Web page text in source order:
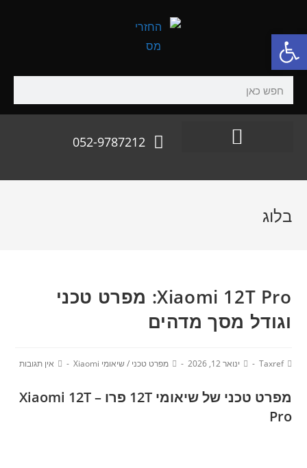
פתח סרגל נגישות
052-9787212
בלוג
Xiaomi 12T Pro: מפרט טכני
וגודל מסך מדהים
Taxref ינואר 12, 2026 מפרט טכני /שיאומי Xiaomi אין תגובות
מפרט טכני של שיאומי 12T פרו – Xiaomi 12T
Pro